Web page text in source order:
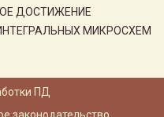
ДОСТИЖЕНИЕ
МИКРОСХЕМ
ПД
законодательство